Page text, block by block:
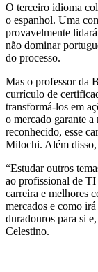
O terceiro idioma
o espanhol. Uma
provavelmente
não dominar
do processo.
Mas o professor da
currículo de
transformá-los em
o mercado garante
reconhecido, esse
Milochi. Além disso,
“Estudar outros
ao profissional de TI
carreira e melhores
mercados e como
duradouros para si
Celestino.